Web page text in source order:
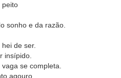
peito
sonho e da razão.
de ser.
insípido.
se completa.
agouro